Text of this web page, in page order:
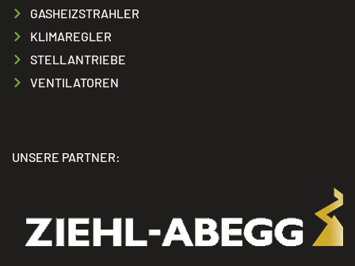
GASHEIZSTRAHLER
KLIMAREGLER
STELLANTRIEBE
VENTILATOREN
UNSERE PARTNER: